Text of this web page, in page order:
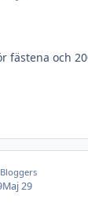
fästena och
Bloggers
Maj 29